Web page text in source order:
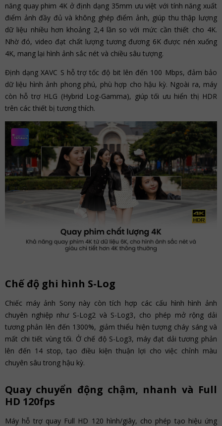
năng quay phim 4K ở định dạng 35mm ưu việt với tính năng xuất
điểm ảnh đầy đủ và không ghép điểm ảnh, giúp thu thập lượng
dữ liệu nhiều hơn khoảng 2,4 lần so với mức cần thiết cho 4K.
Nhờ đó, video đạt chất lượng tương đương 6K được nén xuống
4K, mang lại hình ảnh sắc nét và chiều sâu tượng.
Định dạng XAVC S hỗ trợ tốc độ bit lên đến 100 Mbps, đảm bảo
dữ liệu hình ảnh phong phú, phù hợp cho hậu kỳ. Ngoài ra, máy
còn hỗ trợ HLG (Hybrid Log-Gamma), giúp tối ưu hiển thị HDR
trên các thiết bị tương thích.
Chế độ ghi hình S-Log
Chiếc máy ảnh Sony này còn tích hợp các cấu hình hình ảnh
chuyên nghiệp như S-Log2 và S-Log3, cho phép mở rộng dải
tương phản lên đến 1300%, giảm thiểu hiện tượng cháy sáng và
mất chi tiết vùng tối. Ở chế độ S-Log3, máy đạt dải tương phản
lên đến 14 stop, tạo điều kiện thuận lợi cho việc chỉnh màu
chuyên sâu trong hậu kỳ.
Quay chuyển động chậm, nhanh và Full
HD 120fps
Máy hỗ trợ quay Full HD 120 hình/giây, cho phép tạo hiệu ứng